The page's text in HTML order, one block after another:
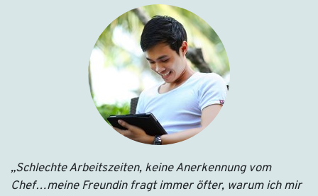
„Schlechte Arbeitszeiten, keine Anerkennung vom
Chef…meine Freundin fragt immer öfter, warum ich mir